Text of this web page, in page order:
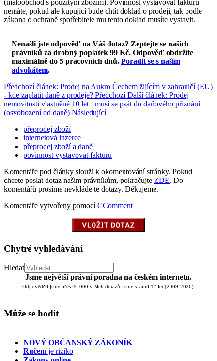
(maloobchod s použitým zbožím). Povinnost vystavovat fakturu
nemáte, pokud ale kupující bude chtít doklad o prodeji, tak podle
zákona o ochraně spotřebitele mu tento doklad musíte vystavit.
Nenašli jste odpověď na Váš dotaz? Zeptejte se našich
právníků za drobný poplatek 99 Kč. Odpověď obdržíte
maximálně do 5 pracovních dnů. Poradit se s naším
advokátem.
Předchozí článek: Prodej na Aukro Čechem žijícím v zahraničí (EU)
- kde zaplatit daně z prodeje? Předchozí Další článek: Prodej
nemovitosti vlastněné 10 let - musí se psát do daňového přiznání
(osvobození od daně) Následující
přeprodej zboží
internetová inzerce
přeprodej zboží a daně
povinnost vystavovat fakturu
Komentáře pod články slouží k okomentování stránky. Pokud
chcete poslat dotaz našim právníkům, pokračujte ZDE. Do
komentářů prosíme nevkládejte dotazy. Děkujeme.
Komentáře vytvořeny pomocíCComment
Chytré vyhledávání
Hledat
Jsme největší právní poradna na českém internetu.
Odpověděli jsme přes 40.000 vašich dotazů, jsme s vámi 17 let (2009-2026).
Může se hodit
NOVÝ OBČANSKÝ ZÁKONÍK
Ručeníje riziko